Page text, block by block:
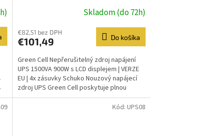
Skladom (do 72h)
€82,51 bez DPH
€101,49 Do košíka
Green Cell Nepřerušitelný zdroj napájení
UPS 1500VA 900W s LCD displejem | VERZE
EU | 4x zásuvky Schuko Nouzový napájecí
zdroj UPS Green Cell poskytuje plnou
ochranu jakéhokoli...
Kód: UPS08